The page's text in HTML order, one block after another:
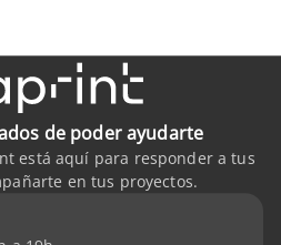
de poder ayudarte
está aquí para responder a tus
en tus proyectos.